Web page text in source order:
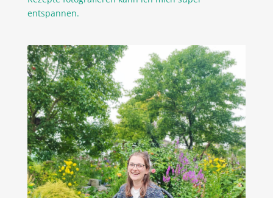
entspannen.